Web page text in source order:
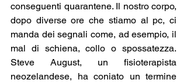
conseguenti quarantene. Il nostro corpo,
dopo diverse ore che stiamo al pc, ci
manda dei segnali come, ad esempio, il
mal di schiena, collo o spossatezza.
Steve August, un fisioterapista
neozelandese, ha coniato un termine